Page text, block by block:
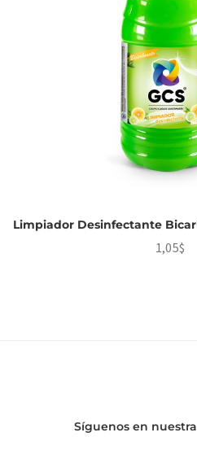
Limpiador Desinfectante
1,05$
Síguenos en